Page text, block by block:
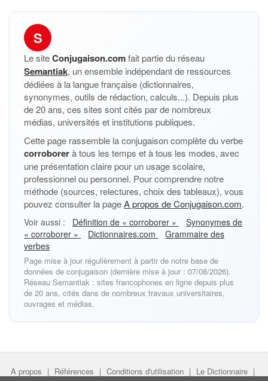
S
Le siteConjugaison.comfait partie du réseau
Semantiak, un ensemble indépendant de ressources
dédiées à la langue française (dictionnaires,
synonymes, outils de rédaction, calculs...). Depuis plus
de 20 ans, ces sites sont cités par de nombreux
médias, universités et institutions publiques.
Cette page rassemble la conjugaison complète du verbe
corroborerà tous les temps et à tous les modes, avec
une présentation claire pour un usage scolaire,
professionnel ou personnel. Pour comprendre notre
méthode (sources, relectures, choix des tableaux), vous
pouvez consulter la pageA propos de Conjugaison.com.
Voir aussi : Définition de « corroborer »
Synonymes de
« corroborer »
Dictionnaires.com
Grammaire des
verbes
Page mise à jour régulièrement à partir de notre base de
données de conjugaison (dernière mise à jour : 07/08/2026).
Réseau Semantiak : sites francophones en ligne depuis plus
de 20 ans, cités dans de nombreux travaux universitaires,
ouvrages et médias.
A propos | Références | Conditions d'utilisation | Le Dictionnaire |